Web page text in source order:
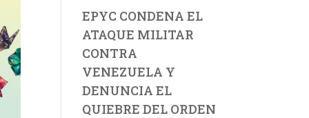
EPYC CONDENA EL
ATAQUE MILITAR
CONTRA
VENEZUELA Y
DENUNCIA EL
QUIEBRE DEL ORDEN